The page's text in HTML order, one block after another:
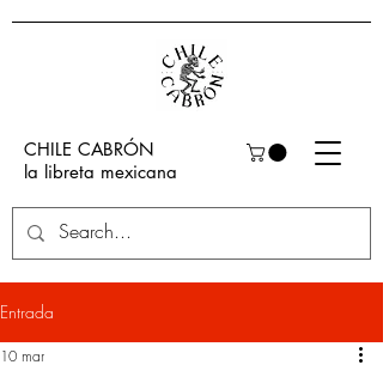
CHILE CABRÓN
la libreta mexicana
Entrada
10 mar